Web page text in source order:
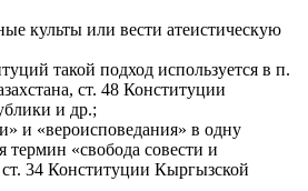
культы или вести атеистическую
такой подход используется в п.
ст. 48 Конституции
и др.;
и «вероисповедания» в одну
термин «свобода совести и
34 Конституции Кыргызской